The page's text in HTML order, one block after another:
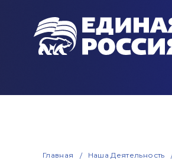
Главная Наша Деятельность